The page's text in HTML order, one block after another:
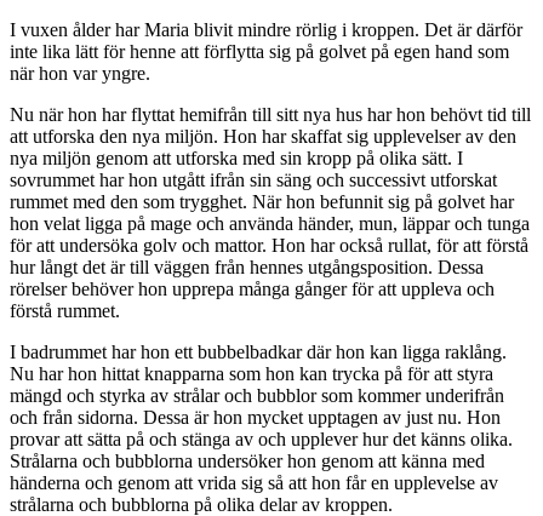
I vuxen ålder har Maria blivit mindre rörlig i kroppen. Det är därför
inte lika lätt för henne att förflytta sig på golvet på egen hand som
när hon var yngre.
Nu när hon har flyttat hemifrån till sitt nya hus har hon behövt tid till
att utforska den nya miljön. Hon har skaffat sig upplevelser av den
nya miljön genom att utforska med sin kropp på olika sätt. I
sovrummet har hon utgått ifrån sin säng och successivt utforskat
rummet med den som trygghet. När hon befunnit sig på golvet har
hon velat ligga på mage och använda händer, mun, läppar och tunga
för att undersöka golv och mattor. Hon har också rullat, för att förstå
hur långt det är till väggen från hennes utgångsposition. Dessa
rörelser behöver hon upprepa många gånger för att uppleva och
förstå rummet.
I badrummet har hon ett bubbelbadkar där hon kan ligga raklång.
Nu har hon hittat knapparna som hon kan trycka på för att styra
mängd och styrka av strålar och bubblor som kommer underifrån
och från sidorna. Dessa är hon mycket upptagen av just nu. Hon
provar att sätta på och stänga av och upplever hur det känns olika.
Strålarna och bubblorna undersöker hon genom att känna med
händerna och genom att vrida sig så att hon får en upplevelse av
strålarna och bubblorna på olika delar av kroppen.